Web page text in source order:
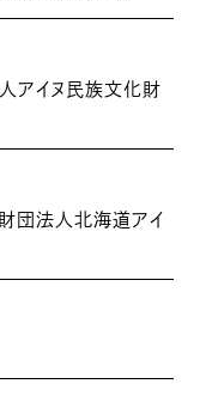
アイヌ民族文化財
団法人北海道アイ